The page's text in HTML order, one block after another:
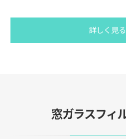
詳しく見る
窓ガラスフィ